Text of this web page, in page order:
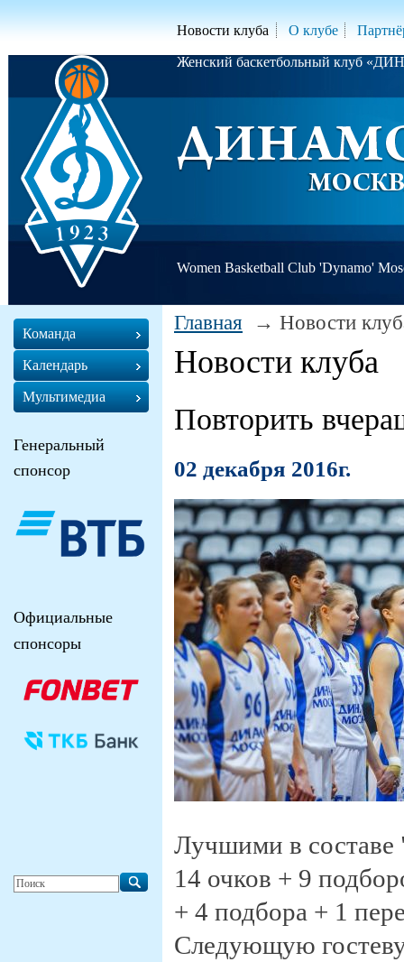
Новости клуба О клубе
Женский баскетбольный клуб
Women Basketball Club 'Dynamo'
Главная Новости
Новости клуба
Повторить
02 декабря 2016г.
Лучшими в составе
14 очков + 9
+ 4 подбора + 1
Следующую
Команда
Календарь
Мультимедиа
Генеральный
спонсор
Официальные
спонсоры